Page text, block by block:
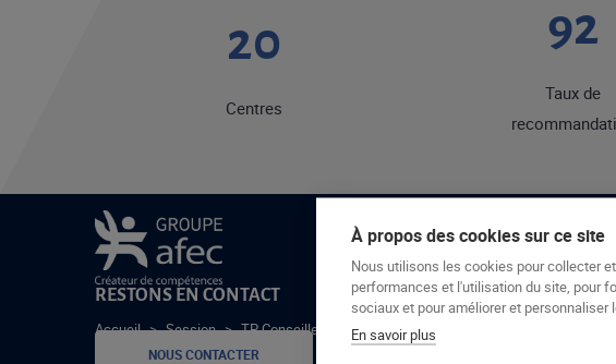
Le groupe Afec Formations
Accueil > Session > TP Conseiller de vente RCVL Orléans fev2023
20
Centres
92
Taux de
RESTONS EN CONTACT
NOUS CONTACTER
GROUPE AFEC
Formations
À propos des cookies sur ce site
Nous utilisons les cookies pour collecter
performances et l'utilisation du site, pour
sociaux et pour améliorer et personnaliser
En savoir plus